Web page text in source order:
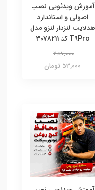
آموزش ویدئویی نصب
اصولی و استاندارد
هدلایت لنزدار لنزو مدل
T9Pro کد 3078211
287,000
53,000 تومان